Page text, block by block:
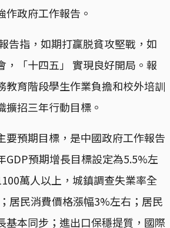
作政府工作報告。
告指，如期打贏脱貧攻堅戰，如
，「十四五」 實現良好開局。報
教育階段學生作業負擔和校外培訓
擴招三年行動目標。
要預期目標，是中國政府工作報告
GDP預期增長目標設定為5.5%左
萬人以上，城鎮調查失業率全
居民消費價格漲幅3%左右；居民
基本同步；進出口保穩提質，國際